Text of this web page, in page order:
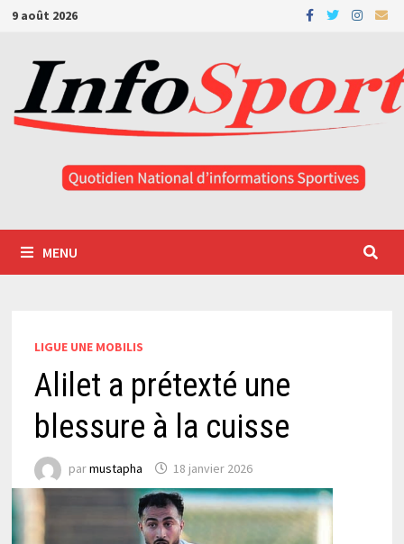
Passer
contenu
9 août 2026
MENU
LIGUE UNE MOBILIS
Alilet a prétexté une
blessure à la cuisse
parmustapha 18 janvier 2026